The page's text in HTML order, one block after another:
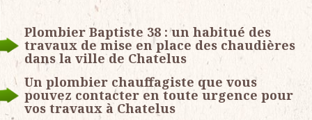
Plombier Baptiste 38 : un habitué des
travaux de mise en place des chaudières
dans la ville de Chatelus
Un plombier chauffagiste que vous
pouvez contacter en toute urgence pour
vos travaux à Chatelus